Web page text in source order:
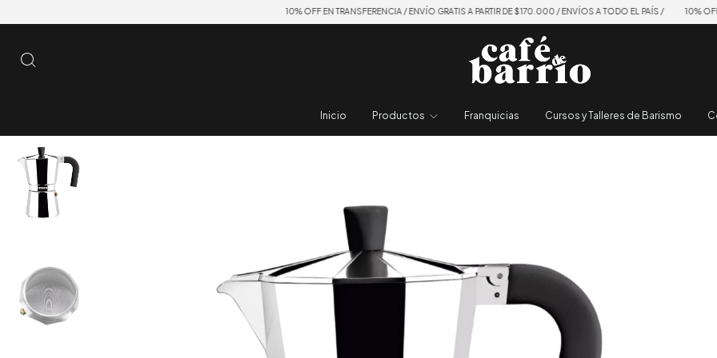
10% OFF EN TRANSFERENCIA / ENVÍO GRATIS A PARTIR DE $170.000 / ENVÍOS A TODO EL PAÍS / 10% OFF EN
Inicio Productos Franquicias Cursos y Talleres de Barismo